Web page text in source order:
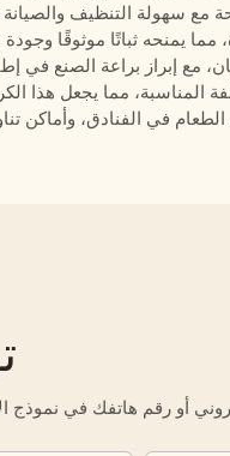
يمنحه ثباتًا موثوقًا
المناسبة، مما يجعل هذا